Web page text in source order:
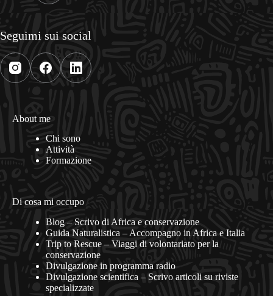
Seguimi sui social
About me
Chi sono
Attività
Formazione
Di cosa mi occupo
Blog – Scrivo di Africa e conservazione
Guida Naturalistica – Accompagno in Africa e Italia
Trip to Rescue – Viaggi di volontariato per la
conservazione
Divulgazione in programma radio
Divulgazione scientifica – Scrivo articoli su riviste
specializzate